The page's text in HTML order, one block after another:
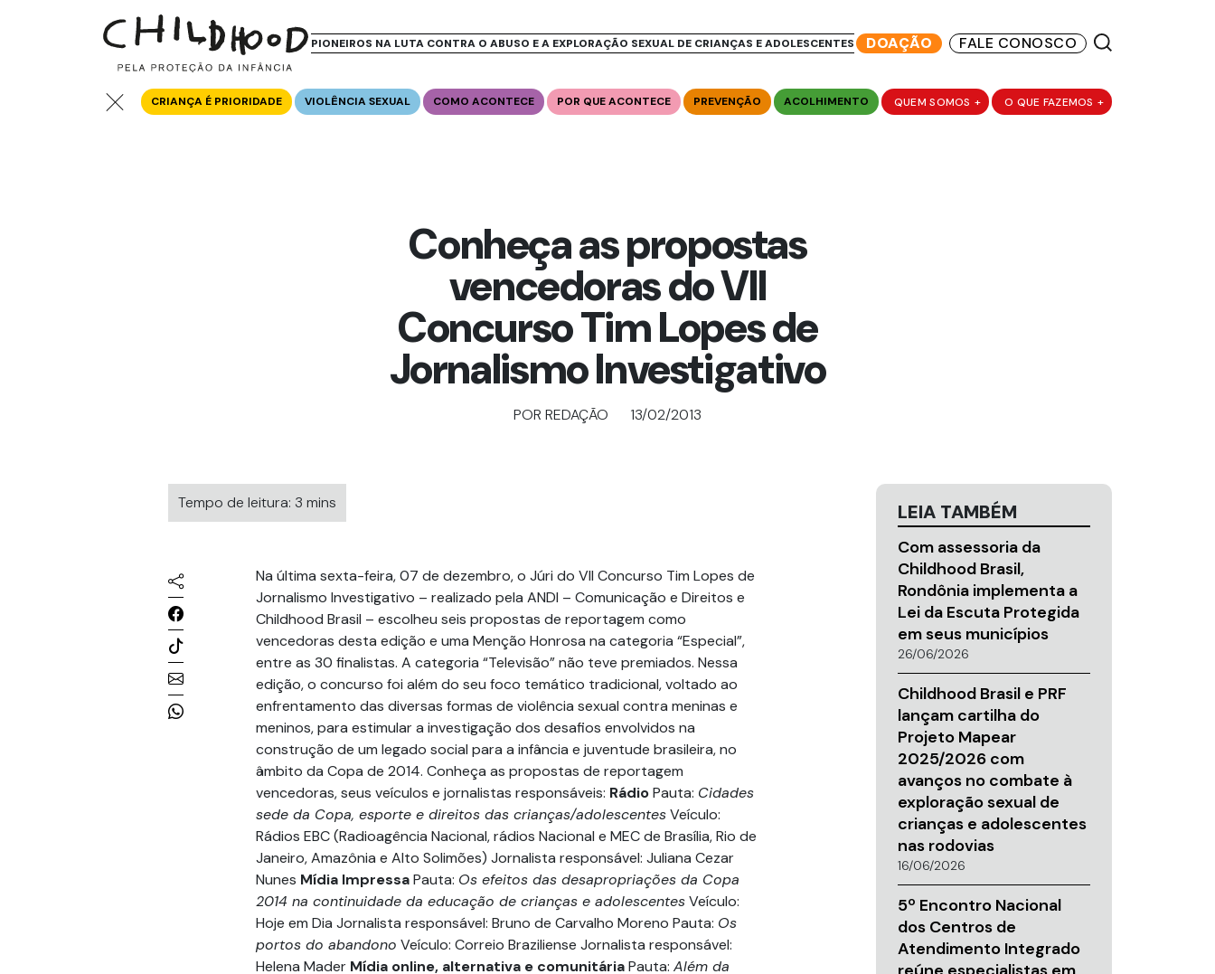
PIONEIROS NA LUTA CONTRA O ABUSO E A EXPLORAÇÃO SEXUAL DE CRIANÇAS E ADOLESCENTES DOAÇÃO FALE CONOSCO
CRIANÇA É PRIORIDADE VIOLÊNCIA SEXUAL COMO ACONTECE POR QUE ACONTECE PREVENÇÃO ACOLHIMENTO QUEM SOMOS + O QUE FAZEMOS +
Conheça as propostas
vencedoras do VII
Concurso Tim Lopes de
Jornalismo Investigativo
POR REDAÇÃO 13/02/2013
Tempo de leitura: 3 mins
Na última sexta-feira, 07 de dezembro, o Júri do VII Concurso Tim Lopes de
Jornalismo Investigativo – realizado pela ANDI – Comunicação e Direitos e
Childhood Brasil – escolheu seis propostas de reportagem como
vencedoras desta edição e uma Menção Honrosa na categoria “Especial”,
entre as 30 finalistas. A categoria “Televisão” não teve premiados. Nessa
edição, o concurso foi além do seu foco temático tradicional, voltado ao
enfrentamento das diversas formas de violência sexual contra meninas e
meninos, para estimular a investigação dos desafios envolvidos na
construção de um legado social para a infância e juventude brasileira, no
âmbito da Copa de 2014. Conheça as propostas de reportagem
vencedoras, seus veículos e jornalistas responsáveis: RádioPauta: Cidades
sede da Copa, esporte e direitos das crianças/adolescentesVeículo:
Rádios EBC (Radioagência Nacional, rádios Nacional e MEC de Brasília, Rio de
Janeiro, Amazônia e Alto Solimões) Jornalista responsável: Juliana Cezar
Nunes Mídia ImpressaPauta: Os efeitos das desapropriações da Copa
2014 na continuidade da educação de crianças e adolescentesVeículo:
Hoje em Dia Jornalista responsável: Bruno de Carvalho Moreno Pauta: Os
portos do abandono Veículo: Correio Braziliense Jornalista responsável:
Helena Mader Mídia online, alternativa e comunitáriaPauta: Além da
LEIA TAMBÉM
Com assessoria da
Childhood Brasil,
Rondônia implementa a
Lei da Escuta Protegida
em seus municípios
26/06/2026
Childhood Brasil e PRF
lançam cartilha do
Projeto Mapear
2025/2026 com
avanços no combate à
exploração sexual de
crianças e adolescentes
nas rodovias
16/06/2026
5º Encontro Nacional
dos Centros de
Atendimento Integrado